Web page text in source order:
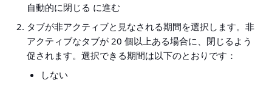
自動的に閉じる に進む
タブが非アクティブと見なされる期間を選択します。非
アクティブなタブが 20 個以上ある場合に、閉じるよう
促されます。選択できる期間は以下のとおりです：
しない